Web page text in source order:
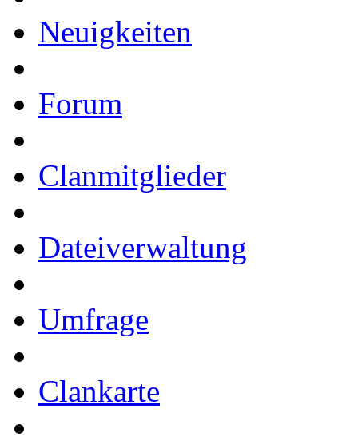
Neuigkeiten
Forum
Clanmitglieder
Dateiverwaltung
Umfrage
Clankarte